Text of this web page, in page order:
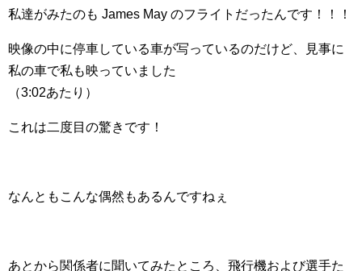
私達がみたのも James May のフライトだったんです！！！
映像の中に停車している車が写っているのだけど、見事に
私の車で私も映っていました
（3:02あたり）
これは二度目の驚きです！
なんともこんな偶然もあるんですねぇ
あとから関係者に聞いてみたところ、飛行機および選手た